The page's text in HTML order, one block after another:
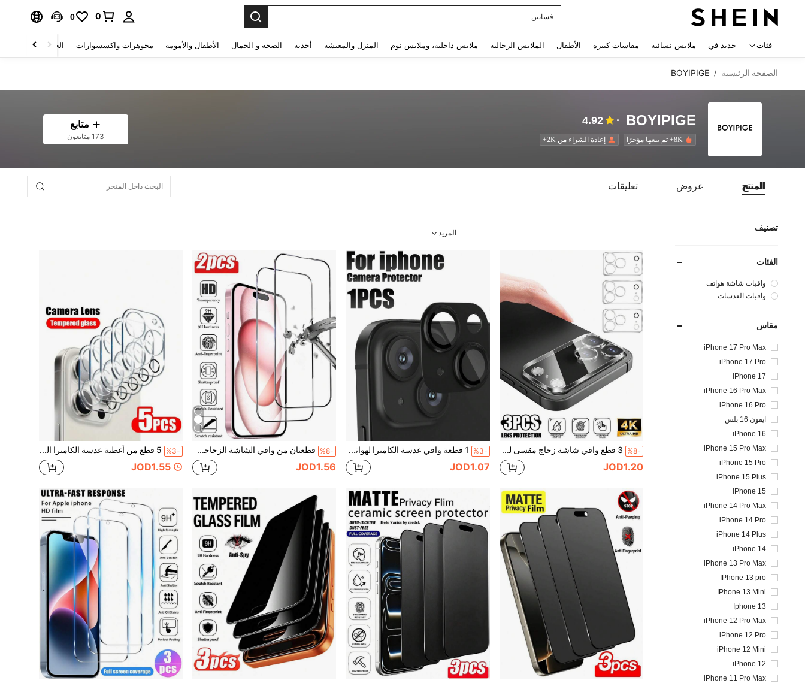
فستان
0
0
فئات جديد في ملابس نسائية مقاسات كبيرة الأطفال الملابس الرجالية ملابس داخلية، وملابس نوم المنزل والمعيشة أحذية الصحة و الجمال الأطفال والأمومة مجوهرات واكسسوارات الحقائب والأمتعة
الصفحة الرئيسية /
BOYIPIGE
BOYIPIGE
4.92
8K+ تم بيعها مؤخرًا إعادة الشراء من 2K+
متابع
173 متابعون
المنتج عروض تعليقات
تصنيف
الفئات
واقيات شاشة هواتف
واقيات العدسات
مقاس
iPhone 17 Pro Max
iPhone 17 Pro
iPhone 17
iPhone 16 Pro Max
iPhone 16 Pro
ايفون 16 بلس
iPhone 16
iPhone 15 Pro Max
iPhone 15 Pro
iPhone 15 Plus
iPhone 15
iPhone 14 Pro Max
iPhone 14 Pro
iPhone 14 Plus
iPhone 14
iPhone 13 Pro Max
IPhone 13 pro
IPhone 13 Mini
Iphone 13
iPhone 12 Pro Max
iPhone 12 Pro
iPhone 12 Mini
iPhone 12
iPhone 11 Pro Max
المزيد
%8- 3 قطع واقي شاشة زجاج مقسى لعدسة الكاميرا، صلابة 9H عالية الدقة مقاوم للخدش واقي عدسة الكاميرا متوافق مع IPhone 17 Pro Max/17 Pro/17 Air/17, 16 Pro Max/16 Pro/16 Plus/16, 15 Pro Max/15 Pro/15 Plus/15, 14 Pro Max/14 Pro/14 Plus/14, 13 Pro Max/13 Pro/13/13 Mini, 12 Pro Max/12 Pro/12/12 Mini, 11 Pro Max/11 Pro/11 Series
JOD1.20
%3- 1 قطعة واقي عدسة الكاميرا لهواتف آيفون 11/12/13/14/15/16، [قوة التصاق عالية] [مضاد للسقوط] حلقة معدنية زجاج مقسى واقي شاشة الكاميرا الخلفية، هدية لعائلة وأصدقاء، واقي عدسة، إكسسوارات الهاتف، مقاوم للماء، مضاد للصدمات، مضاد للسقوط، مضاد للخدش، مضاد للبصمات، تغطية كاملة
JOD1.07
%8- قطعتان من واقي الشاشة الزجاجي المقسى عالي الدقة فائق المتانة للشاشة الكاملة، متوافق مع iPhone 17/17Pro/17Air/17Pro Max، 16/16Pro/16Plus/16Pro Max، 15/15Plus/15Pro/15Pro Max، 14/14Plus/14Pro/14Pro Max، 13 Mini/13/13Pro/13Pro Max، 12 Mini/12/12Pro/12Pro Max، 11/11Pro/11Pro Max. مقاوم للخدش، مقاوم للصدمات، مضاد للبصمات، صلابة 9H، سهل التركيب.
JOD1.56
%3- 5 قطع من أغطية عدسة الكاميرا الكاملة، متوافقة مع هواتف آيفون 12/13 برو ماكس، وأغطية شاشة متوافقة مع آيفون 11/14 برو ماكس، من مادة الزجاج، متوافقة مع آيفون 15 برو ماكس/15 بلس. هدية مثالية لعيد الميلاد، العائلة والأصدقاء. واقي عدسة، إكسسوارات الهاتف، مقاوم للماء، مقاوم للصدمات، مضاد للسقوط، مقاوم للخدش، مضاد للبصمات.
JOD1.55